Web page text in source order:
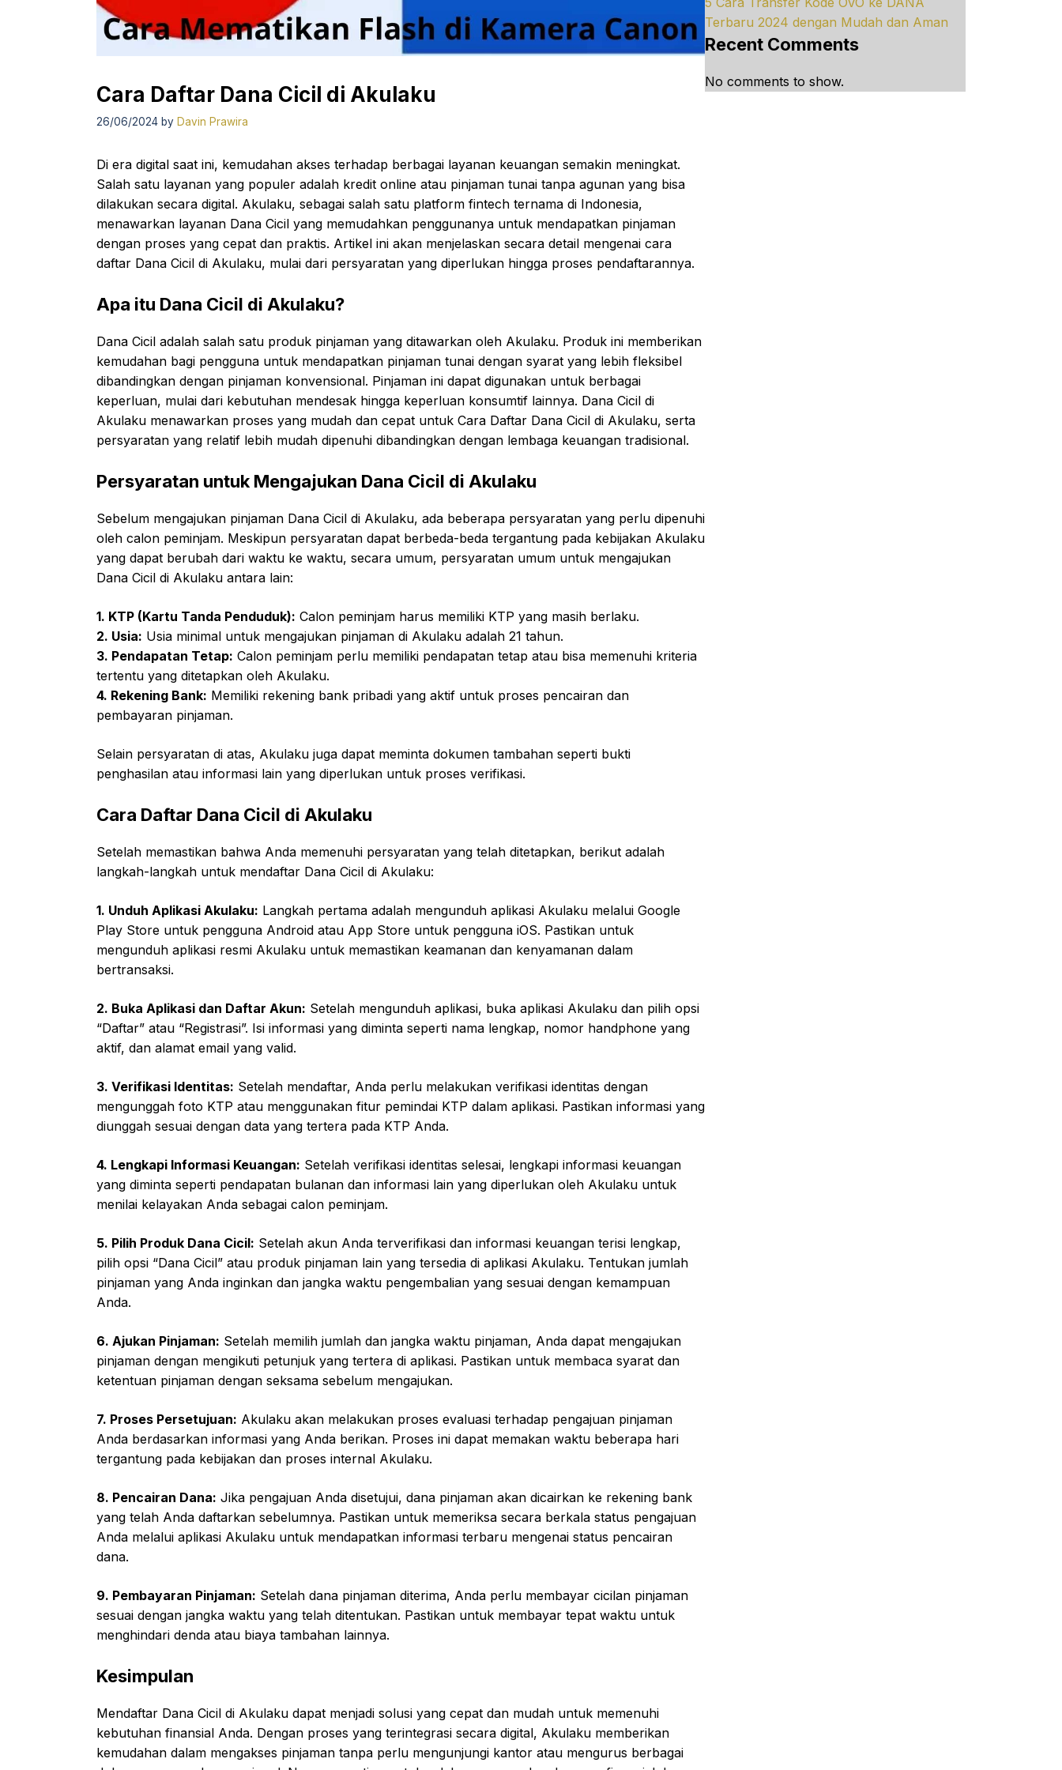
Cara Daftar Dana Cicil di Akulaku
26/06/2024 by Davin Prawira
Di era digital saat ini, kemudahan akses terhadap berbagai layanan keuangan semakin meningkat.
Salah satu layanan yang populer adalah kredit online atau pinjaman tunai tanpa agunan yang bisa
dilakukan secara digital. Akulaku, sebagai salah satu platform fintech ternama di Indonesia,
menawarkan layanan Dana Cicil yang memudahkan penggunanya untuk mendapatkan pinjaman
dengan proses yang cepat dan praktis. Artikel ini akan menjelaskan secara detail mengenai cara
daftar Dana Cicil di Akulaku, mulai dari persyaratan yang diperlukan hingga proses pendaftarannya.
Apa itu Dana Cicil di Akulaku?
Dana Cicil adalah salah satu produk pinjaman yang ditawarkan oleh Akulaku. Produk ini memberikan
kemudahan bagi pengguna untuk mendapatkan pinjaman tunai dengan syarat yang lebih fleksibel
dibandingkan dengan pinjaman konvensional. Pinjaman ini dapat digunakan untuk berbagai
keperluan, mulai dari kebutuhan mendesak hingga keperluan konsumtif lainnya. Dana Cicil di
Akulaku menawarkan proses yang mudah dan cepat untuk Cara Daftar Dana Cicil di Akulaku, serta
persyaratan yang relatif lebih mudah dipenuhi dibandingkan dengan lembaga keuangan tradisional.
Persyaratan untuk Mengajukan Dana Cicil di Akulaku
Sebelum mengajukan pinjaman Dana Cicil di Akulaku, ada beberapa persyaratan yang perlu dipenuhi
oleh calon peminjam. Meskipun persyaratan dapat berbeda-beda tergantung pada kebijakan Akulaku
yang dapat berubah dari waktu ke waktu, secara umum, persyaratan umum untuk mengajukan
Dana Cicil di Akulaku antara lain:
1. KTP (Kartu Tanda Penduduk): Calon peminjam harus memiliki KTP yang masih berlaku.
2. Usia: Usia minimal untuk mengajukan pinjaman di Akulaku adalah 21 tahun.
3. Pendapatan Tetap: Calon peminjam perlu memiliki pendapatan tetap atau bisa memenuhi kriteria
tertentu yang ditetapkan oleh Akulaku.
4. Rekening Bank: Memiliki rekening bank pribadi yang aktif untuk proses pencairan dan
pembayaran pinjaman.
Selain persyaratan di atas, Akulaku juga dapat meminta dokumen tambahan seperti bukti
penghasilan atau informasi lain yang diperlukan untuk proses verifikasi.
Cara Daftar Dana Cicil di Akulaku
Setelah memastikan bahwa Anda memenuhi persyaratan yang telah ditetapkan, berikut adalah
langkah-langkah untuk mendaftar Dana Cicil di Akulaku:
1. Unduh Aplikasi Akulaku: Langkah pertama adalah mengunduh aplikasi Akulaku melalui Google
Play Store untuk pengguna Android atau App Store untuk pengguna iOS. Pastikan untuk
mengunduh aplikasi resmi Akulaku untuk memastikan keamanan dan kenyamanan dalam
bertransaksi.
2. Buka Aplikasi dan Daftar Akun: Setelah mengunduh aplikasi, buka aplikasi Akulaku dan pilih opsi
“Daftar” atau “Registrasi”. Isi informasi yang diminta seperti nama lengkap, nomor handphone yang
aktif, dan alamat email yang valid.
3. Verifikasi Identitas: Setelah mendaftar, Anda perlu melakukan verifikasi identitas dengan
mengunggah foto KTP atau menggunakan fitur pemindai KTP dalam aplikasi. Pastikan informasi yang
diunggah sesuai dengan data yang tertera pada KTP Anda.
4. Lengkapi Informasi Keuangan: Setelah verifikasi identitas selesai, lengkapi informasi keuangan
yang diminta seperti pendapatan bulanan dan informasi lain yang diperlukan oleh Akulaku untuk
menilai kelayakan Anda sebagai calon peminjam.
5. Pilih Produk Dana Cicil: Setelah akun Anda terverifikasi dan informasi keuangan terisi lengkap,
pilih opsi “Dana Cicil” atau produk pinjaman lain yang tersedia di aplikasi Akulaku. Tentukan jumlah
pinjaman yang Anda inginkan dan jangka waktu pengembalian yang sesuai dengan kemampuan
Anda.
6. Ajukan Pinjaman: Setelah memilih jumlah dan jangka waktu pinjaman, Anda dapat mengajukan
pinjaman dengan mengikuti petunjuk yang tertera di aplikasi. Pastikan untuk membaca syarat dan
ketentuan pinjaman dengan seksama sebelum mengajukan.
7. Proses Persetujuan: Akulaku akan melakukan proses evaluasi terhadap pengajuan pinjaman
Anda berdasarkan informasi yang Anda berikan. Proses ini dapat memakan waktu beberapa hari
tergantung pada kebijakan dan proses internal Akulaku.
8. Pencairan Dana: Jika pengajuan Anda disetujui, dana pinjaman akan dicairkan ke rekening bank
yang telah Anda daftarkan sebelumnya. Pastikan untuk memeriksa secara berkala status pengajuan
Anda melalui aplikasi Akulaku untuk mendapatkan informasi terbaru mengenai status pencairan
dana.
9. Pembayaran Pinjaman: Setelah dana pinjaman diterima, Anda perlu membayar cicilan pinjaman
sesuai dengan jangka waktu yang telah ditentukan. Pastikan untuk membayar tepat waktu untuk
menghindari denda atau biaya tambahan lainnya.
Kesimpulan
Mendaftar Dana Cicil di Akulaku dapat menjadi solusi yang cepat dan mudah untuk memenuhi
kebutuhan finansial Anda. Dengan proses yang terintegrasi secara digital, Akulaku memberikan
kemudahan dalam mengakses pinjaman tanpa perlu mengunjungi kantor atau mengurus berbagai
Terbaru 2024 dengan Mudah dan Aman
Recent Comments
No comments to show.